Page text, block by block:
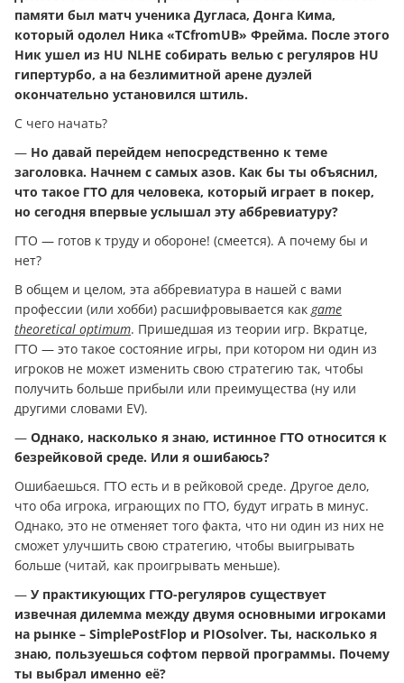
памяти был матч ученика Дугласа, Донга Кима,
который одолел Ника «TCfromUB» Фрейма. После этого
Ник ушел из HU NLHE собирать велью с регуляров HU
гипертурбо, а на безлимитной арене дуэлей
окончательно установился штиль.
С чего начать?
— Но давай перейдем непосредственно к теме
заголовка. Начнем с самых азов. Как бы ты объяснил,
что такое ГТО для человека, который играет в покер,
но сегодня впервые услышал эту аббревиатуру?
ГТО — готов к труду и обороне! (смеется). A почему бы и
нет?
В общем и целом, эта аббревиатура в нашей с вами
профессии (или хобби) расшифровывается как game
theoretical optimum. Пришедшая из теории игр. Вкратце,
ГТО — это такое состояние игры, при котором ни один из
игроков не может изменить свою стратегию так, чтобы
получить больше прибыли или преимущества (ну или
другими словами EV).
— Однако, насколько я знаю, истинное ГТО относится к
безрейковой среде. Или я ошибаюсь?
Ошибаешься. ГТО есть и в рейковой среде. Другое дело,
что оба игрока, играющих по ГТО, будут играть в минус.
Однако, это не отменяет того факта, что ни один из них не
сможет улучшить свою стратегию, чтобы выигрывать
больше (читай, как проигрывать меньше).
— У практикующих ГТО-регуляров существует
извечная дилемма между двумя основными игроками
на рынке – SimplePostFlop и PIOsolver. Ты, насколько я
знаю, пользуешься софтом первой программы. Почему
ты выбрал именно её?